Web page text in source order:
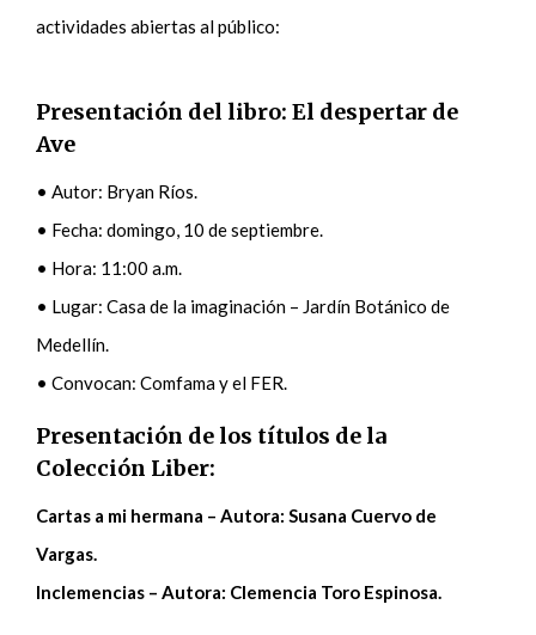
actividades abiertas al público:
Presentación del libro: El despertar de
Ave
• Autor: Bryan Ríos.
• Fecha: domingo, 10 de septiembre.
• Hora: 11:00 a.m.
• Lugar: Casa de la imaginación – Jardín Botánico de
Medellín.
• Convocan: Comfama y el FER.
Presentación de los títulos de la
Colección Liber:
Cartas a mi hermana – Autora: Susana Cuervo de
Vargas.
Inclemencias – Autora: Clemencia Toro Espinosa.